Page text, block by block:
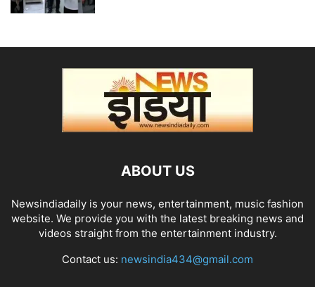
ABOUT US
Newsindiadaily is your news, entertainment, music fashion
website. We provide you with the latest breaking news and
videos straight from the entertainment industry.
Contact us: newsindia434@gmail.com